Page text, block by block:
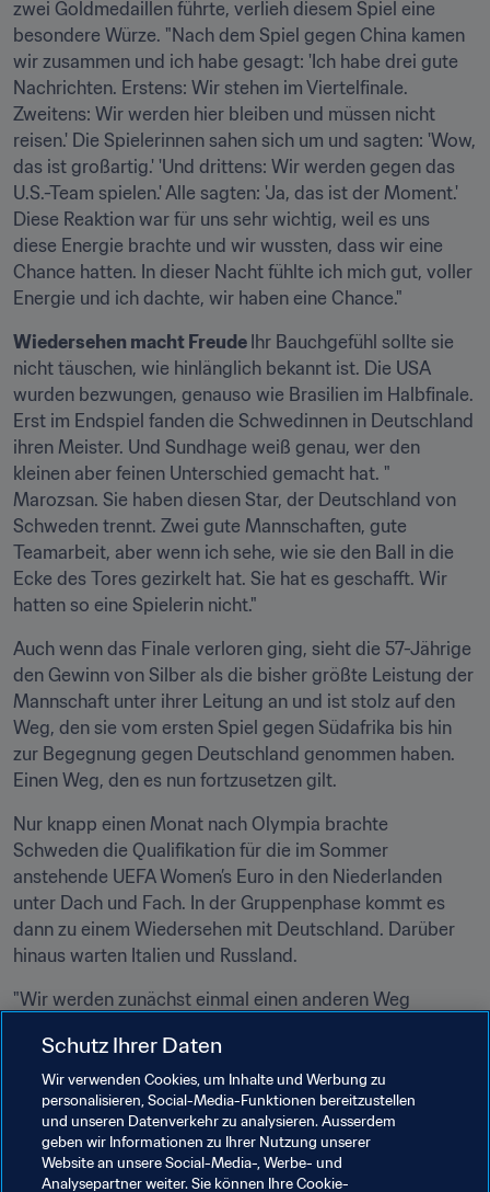
zwei Goldmedaillen führte, verlieh diesem Spiel eine
besondere Würze. "Nach dem Spiel gegen China kamen
wir zusammen und ich habe gesagt: 'Ich habe drei gute
Nachrichten. Erstens: Wir stehen im Viertelfinale.
Zweitens: Wir werden hier bleiben und müssen nicht
reisen.' Die Spielerinnen sahen sich um und sagten: 'Wow,
das ist großartig.' 'Und drittens: Wir werden gegen das
U.S.-Team spielen.' Alle sagten: 'Ja, das ist der Moment.'
Diese Reaktion war für uns sehr wichtig, weil es uns
diese Energie brachte und wir wussten, dass wir eine
Chance hatten. In dieser Nacht fühlte ich mich gut, voller
Energie und ich dachte, wir haben eine Chance."
Wiedersehen macht Freude Ihr Bauchgefühl sollte sie
nicht täuschen, wie hinlänglich bekannt ist. Die USA
wurden bezwungen, genauso wie Brasilien im Halbfinale.
Erst im Endspiel fanden die Schwedinnen in Deutschland
ihren Meister. Und Sundhage weiß genau, wer den
kleinen aber feinen Unterschied gemacht hat. "
Marozsan. Sie haben diesen Star, der Deutschland von
Schweden trennt. Zwei gute Mannschaften, gute
Teamarbeit, aber wenn ich sehe, wie sie den Ball in die
Ecke des Tores gezirkelt hat. Sie hat es geschafft. Wir
hatten so eine Spielerin nicht."
Auch wenn das Finale verloren ging, sieht die 57-Jährige
den Gewinn von Silber als die bisher größte Leistung der
Mannschaft unter ihrer Leitung an und ist stolz auf den
Weg, den sie vom ersten Spiel gegen Südafrika bis hin
zur Begegnung gegen Deutschland genommen haben.
Einen Weg, den es nun fortzusetzen gilt.
Nur knapp einen Monat nach Olympia brachte
Schweden die Qualifikation für die im Sommer
anstehende UEFA Women’s Euro in den Niederlanden
unter Dach und Fach. In der Gruppenphase kommt es
dann zu einem Wiedersehen mit Deutschland. Darüber
hinaus warten Italien und Russland.
"Wir werden zunächst einmal einen anderen Weg
Spielerinnen bringen. Wir haben hohe Erwartungen an
diesen Mix aus neuen und alten Spielerinnen. Mit dem
Gewinn der Silbermedaille haben wir Selbstvertrauen
gewonnen. Wir werden dieses gute Gefühl mitnehmen,
darüber hinaus über eine gute Verteidigung verfügen und
den Angriff verbessern. Ich freue mich sehr auf die
Schutz Ihrer Daten
Wir verwenden Cookies, um Inhalte und Werbung zu
personalisieren, Social-Media-Funktionen bereitzustellen
und unseren Datenverkehr zu analysieren. Ausserdem
geben wir Informationen zu Ihrer Nutzung unserer
Website an unsere Social-Media-, Werbe- und
Analysepartner weiter. Sie können Ihre Cookie-